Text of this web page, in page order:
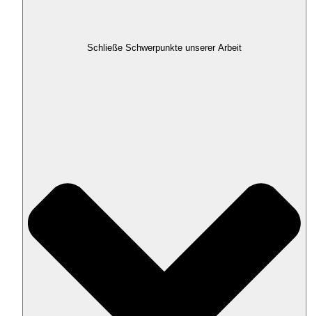
Schließe Schwerpunkte unserer Arbeit